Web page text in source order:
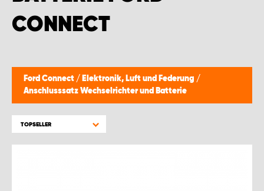
CONNECT
Ford Connect / Elektronik, Luft und Federung /
Anschlusssatz Wechselrichter und Batterie
TOPSELLER
WORK SYSTEM NAMEN
WORK SYSTEM WORK SYSTEM BRÜGGE